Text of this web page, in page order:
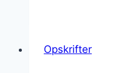
Opskrifter